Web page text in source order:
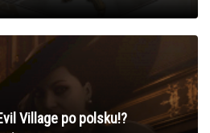
Village po polsku!?